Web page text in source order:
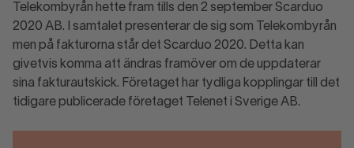
Telekombyrån hette fram tills den 2 september Scarduo
2020 AB. I samtalet presenterar de sig som Telekombyrån
men på fakturorna står det Scarduo 2020. Detta kan
givetvis komma att ändras framöver om de uppdaterar
sina fakturautskick. Företaget har tydliga kopplingar till det
tidigare publicerade företaget Telenet i Sverige AB.